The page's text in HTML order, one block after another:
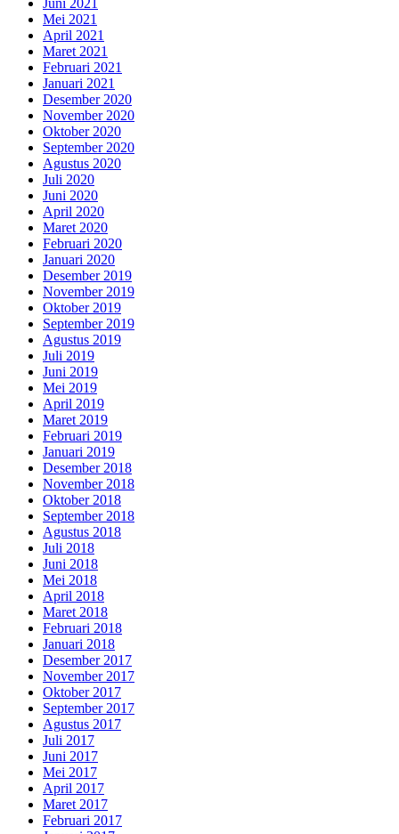
Juni 2021
Mei 2021
April 2021
Maret 2021
Februari 2021
Januari 2021
Desember 2020
November 2020
Oktober 2020
September 2020
Agustus 2020
Juli 2020
Juni 2020
April 2020
Maret 2020
Februari 2020
Januari 2020
Desember 2019
November 2019
Oktober 2019
September 2019
Agustus 2019
Juli 2019
Juni 2019
Mei 2019
April 2019
Maret 2019
Februari 2019
Januari 2019
Desember 2018
November 2018
Oktober 2018
September 2018
Agustus 2018
Juli 2018
Juni 2018
Mei 2018
April 2018
Maret 2018
Februari 2018
Januari 2018
Desember 2017
November 2017
Oktober 2017
September 2017
Agustus 2017
Juli 2017
Juni 2017
Mei 2017
April 2017
Maret 2017
Februari 2017